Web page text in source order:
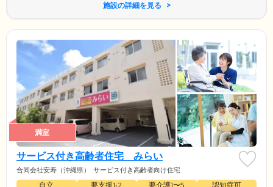
施設の詳細を見る
満室
サービス付き高齢者住宅 みらい
合同会社安寿（沖縄県） サービス付き高齢者向け住宅
自立 要支援1•2 要介護1〜5
認知症可